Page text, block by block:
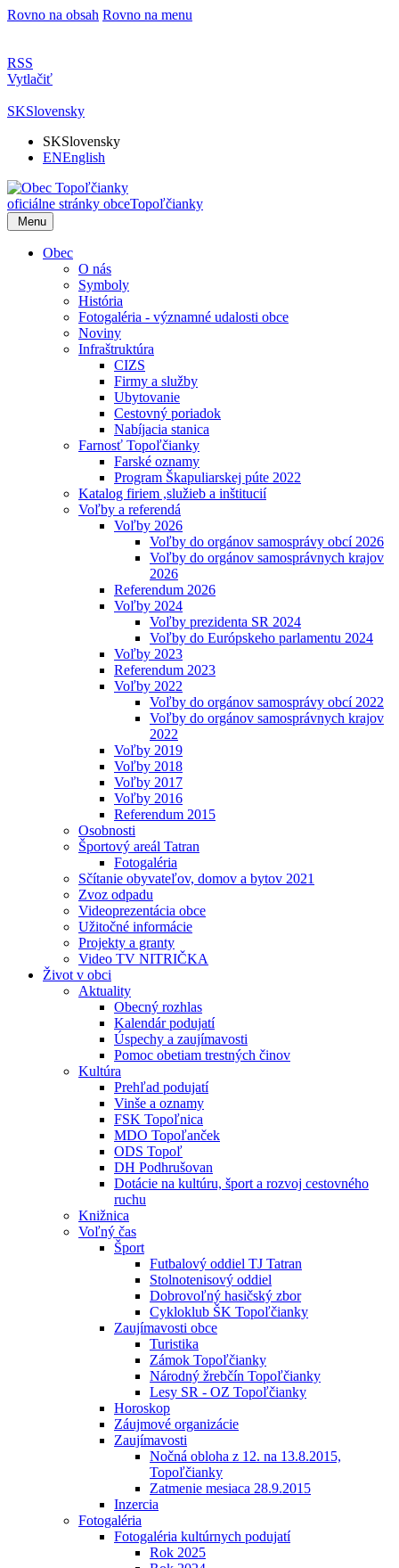
Rovno na obsah Rovno na menu
RSS
Vytlačiť
SKSlovensky
SKSlovensky
ENEnglish
oficiálne stránky obceTopoľčianky
Menu
Obec
O nás
Symboly
História
Fotogaléria - významné udalosti obce
Noviny
Infraštruktúra
CIZS
Firmy a služby
Ubytovanie
Cestovný poriadok
Nabíjacia stanica
Farnosť Topoľčianky
Farské oznamy
Program Škapuliarskej púte 2022
Katalog firiem ,služieb a inštitucií
Voľby a referendá
Voľby 2026
Voľby do orgánov samosprávy obcí 2026
Voľby do orgánov samosprávnych krajov
2026
Referendum 2026
Voľby 2024
Voľby prezidenta SR 2024
Voľby do Európskeho parlamentu 2024
Voľby 2023
Referendum 2023
Voľby 2022
Voľby do orgánov samosprávy obcí 2022
Voľby do orgánov samosprávnych krajov
2022
Voľby 2019
Voľby 2018
Voľby 2017
Voľby 2016
Referendum 2015
Osobnosti
Športový areál Tatran
Fotogaléria
Sčítanie obyvateľov, domov a bytov 2021
Zvoz odpadu
Videoprezentácia obce
Užitočné informácie
Projekty a granty
Video TV NITRIČKA
Život v obci
Aktuality
Obecný rozhlas
Kalendár podujatí
Úspechy a zaujímavosti
Pomoc obetiam trestných činov
Kultúra
Prehľad podujatí
Vinše a oznamy
FSK Topoľnica
MDO Topoľanček
ODS Topoľ
DH Podhrušovan
Dotácie na kultúru, šport a rozvoj cestovného
ruchu
Knižnica
Voľný čas
Šport
Futbalový oddiel TJ Tatran
Stolnotenisový oddiel
Dobrovoľný hasičský zbor
Cykloklub ŠK Topoľčianky
Zaujímavosti obce
Turistika
Zámok Topoľčianky
Národný žrebčín Topoľčianky
Lesy SR - OZ Topoľčianky
Horoskop
Záujmové organizácie
Zaujímavosti
Nočná obloha z 12. na 13.8.2015,
Topoľčianky
Zatmenie mesiaca 28.9.2015
Inzercia
Fotogaléria
Fotogaléria kultúrnych podujatí
Rok 2025